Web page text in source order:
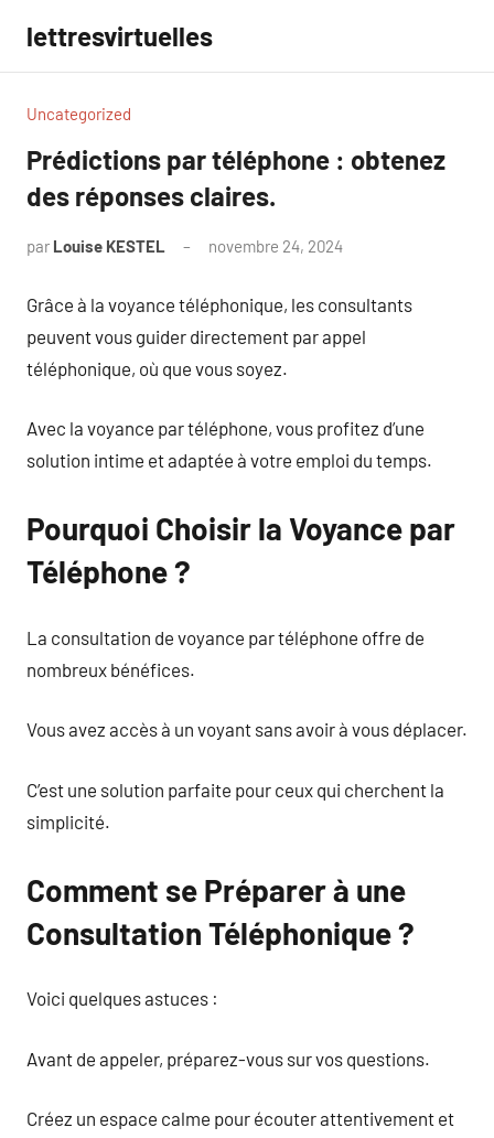
contenu
lettresvirtuelles
Uncategorized
Prédictions par téléphone : obtenez
des réponses claires.
par Louise KESTEL novembre 24, 2024
Grâce à la voyance téléphonique, les consultants
peuvent vous guider directement par appel
téléphonique, où que vous soyez.
Avec la voyance par téléphone, vous profitez d’une
solution intime et adaptée à votre emploi du temps.
Pourquoi Choisir la Voyance par
Téléphone ?
La consultation de voyance par téléphone offre de
nombreux bénéfices.
Vous avez accès à un voyant sans avoir à vous déplacer.
C’est une solution parfaite pour ceux qui cherchent la
simplicité.
Comment se Préparer à une
Consultation Téléphonique ?
Voici quelques astuces :
Avant de appeler, préparez-vous sur vos questions.
Créez un espace calme pour écouter attentivement et